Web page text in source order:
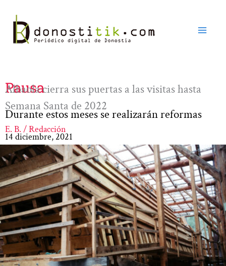
contenido
Pausa
Albaola cierra sus puertas a las visitas hasta
Semana Santa de 2022
Durante estos meses se realizarán reformas
E. B. / Redacción
14 diciembre, 2021